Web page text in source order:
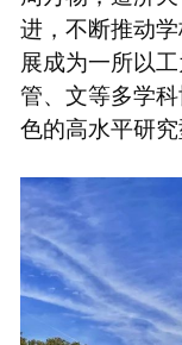
进，不断推动
展成为一所以
管、文等多学
色的高水平研究